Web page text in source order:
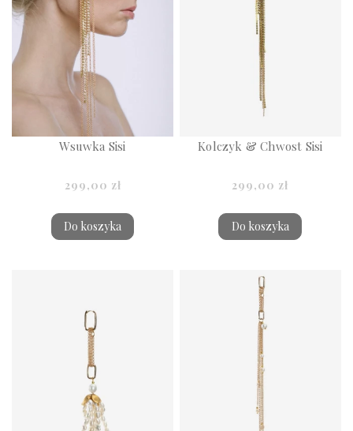
Wsuwka Sisi
299,00 zł
Do koszyka
Kolczyk & Chwost Sisi
299,00 zł
Do koszyka